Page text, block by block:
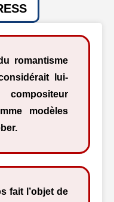
romantisme
lui-
modèles
fait l’objet de